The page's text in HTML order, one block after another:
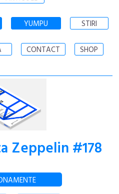
YUMPU STIRI
CONTACT SHOP
Zeppelin #178